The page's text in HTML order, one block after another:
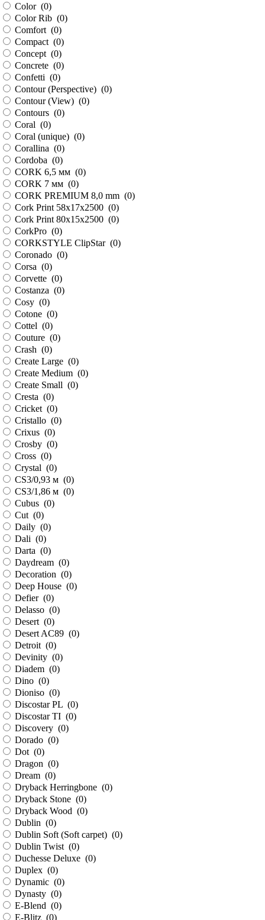
Color (0)
Color Rib (0)
Comfort (0)
Compact (0)
Concept (0)
Concrete (0)
Confetti (0)
Contour (Perspective) (0)
Contour (View) (0)
Contours (0)
Coral (0)
Coral (unique) (0)
Corallina (0)
Cordoba (0)
CORK 6,5 мм (0)
CORK 7 мм (0)
CORK PREMIUM 8,0 mm (0)
Cork Print 58х17х2500 (0)
Cork Print 80x15x2500 (0)
CorkPro (0)
CORKSTYLE ClipStar (0)
Coronado (0)
Corsa (0)
Corvette (0)
Costanza (0)
Cosy (0)
Cotone (0)
Cottel (0)
Couture (0)
Crash (0)
Create Large (0)
Create Medium (0)
Create Small (0)
Cresta (0)
Cricket (0)
Cristallo (0)
Crixus (0)
Crosby (0)
Cross (0)
Crystal (0)
CS3/0,93 м (0)
CS3/1,86 м (0)
Cubus (0)
Cut (0)
Daily (0)
Dali (0)
Darta (0)
Daydream (0)
Decoration (0)
Deep House (0)
Defier (0)
Delasso (0)
Desert (0)
Desert AC89 (0)
Detroit (0)
Devinity (0)
Diadem (0)
Dino (0)
Dioniso (0)
Discostar PL (0)
Discostar TI (0)
Discovery (0)
Dorado (0)
Dot (0)
Dragon (0)
Dream (0)
Dryback Herringbone (0)
Dryback Stone (0)
Dryback Wood (0)
Dublin (0)
Dublin Soft (Soft carpet) (0)
Dublin Twist (0)
Duchesse Deluxe (0)
Duplex (0)
Dynamic (0)
Dynasty (0)
E-Blend (0)
E-Blitz (0)